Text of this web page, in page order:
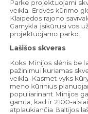
Parke projektuojami
veikla. Erdvės kūrimo
Klaipėdos rajono
Gamykla įsikūrusi vos
projektuojamo parko.
Lašišos skveras
Koks Minijos slėnis be
pažinimui kuriamas
veikla. Kasmet vyks
meno kūrinius
populiarinant Minijos
gamta, kad ir 2100-
atplaukiančia Baltijos